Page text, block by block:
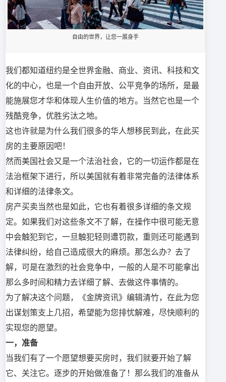
自由的世界，让您一展身手
我们都知道纽约是全世界金融、商业、资讯、科技和文
化的中心，也是一个自由开放、公平竞争的场所，是最
能施展您才华和体现人生价值的地方。当然它也是一个
残酷竞争，优胜劣汰之地。
这也许就是为什么我们很多的华人想移民到此，在此买
房的主要原因吧！
然而美国社会又是一个法治社会，它的一切运作都是在
法治框架下进行，所以美国就有着非常完备的法律体系
和详细的法律条文。
房产买卖当然也是如此，它也有着很多详细的条文规
定。如果我们对这些条文不了解，在操作中很可能无意
中会触犯到它，一旦触犯轻则遭罚款，重则还可能遇到
法律纠纷，给自己造成很大的麻烦。那怎么办？去了
解，可是在激烈的社会竞争中，一般的人是不可能拿出
那么多时间和精力去详细了解、去做这件事情的。
为了解决这个问题，《金牌资讯》编辑清竹，在此为您
出谋划策支上几招，希望能为您排忧解难，尽快顺利的
实现您的愿望。
一，准备
当我们有了一个愿望想要买房时，我们就要开始了解
它、关注它。逐步的开始做准备了！那么我们的准备从